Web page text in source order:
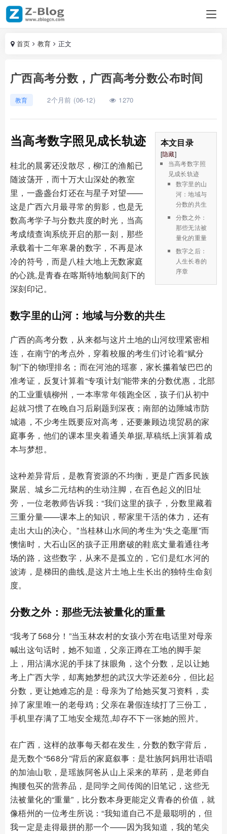
首页 教育 正文
广西高考分数，广西高考分数公布时间
教育 2个月前 (06-12) 1270
本文目录
[隐藏]
当高考数字照
见成长轨迹
数字里的山
河：地域与
分数的共生
分数之外：
那些无法被
量化的重量
数字之后：
人生长卷的
序章
当高考数字照见成长轨迹
桂北的晨雾还没散尽，柳江的渔船已
随波荡开，而十万大山深处的教室
里，一盏盏台灯还在与星子对望——
这是广西六月最寻常的剪影，也是无
数高考学子与分数共度的时光，当高
考成绩查询系统开启的那一刻，那些
承载着十二年寒暑的数字，不再是冰
冷的符号，而是八桂大地上无数家庭
的心跳,是青春在喀斯特地貌间刻下的
深刻印记。
数字里的山河：地域与分数的共生
广西的高考分数，从来都与这片土地的山河纹理紧密相
连，在南宁的考点外，穿着校服的考生们讨论着“赋分
制”下的物理排名；而在河池的瑶寨，家长攥着皱巴巴的
准考证，反复计算着“专项计划”能带来的分数优惠，北部
的工业重镇柳州，一本率常年领跑全区，孩子们从初中
起就习惯了在晚自习后刷题到深夜；南部的边陲城市防
城港，不少考生既要应对高考，还要兼顾边境贸易的家
庭事务，他们的课本里夹着通关单据,草稿纸上演算着成
本与梦想。
这种差异背后，是教育资源的不均衡，更是广西多民族
聚居、城乡二元结构的生动注脚，在百色起义的旧址
旁，一位老教师告诉我：“我们这里的孩子，分数里藏着
三重分量——课本上的知识，帮家里干活的体力，还有
走出大山的决心。”当桂林山水间的考生为“失之毫厘”而
懊恼时，大石山区的孩子正用磨破的鞋底丈量着通往考
场的路，这些数字，从来不是孤立的，它们是红水河的
波涛，是梯田的曲线,是这片土地上生长出的独特生命刻
度。
分数之外：那些无法被量化的重量
“我考了568分！”当玉林农村的女孩小芳在电话里对母亲
喊出这句话时，她不知道，父亲正蹲在工地的脚手架
上，用沾满水泥的手抹了抹眼角，这个分数，足以让她
考上广西大学，却离她梦想的武汉大学还差6分，但比起
分数，更让她难忘的是：母亲为了给她买复习资料，卖
掉了家里唯一的老母鸡；父亲在暑假连续打了三份工，
手机里存满了工地安全规范,却存不下一张她的照片。
在广西，这样的故事每天都在发生，分数的数字背后，
是无数个“568分”背后的家庭叙事：是壮族阿妈用壮语唱
的加油山歌，是瑶族阿爸从山上采来的草药，是老师自
掏腰包买的营养品，是同学之间传阅的旧笔记，这些无
法被量化的“重量”，比分数本身更能定义青春的价值，就
像梧州的一位考生所说：“我知道自己不是最聪明的，但
我一定是走得最拼的那一个——因为我知道，我的笔尖